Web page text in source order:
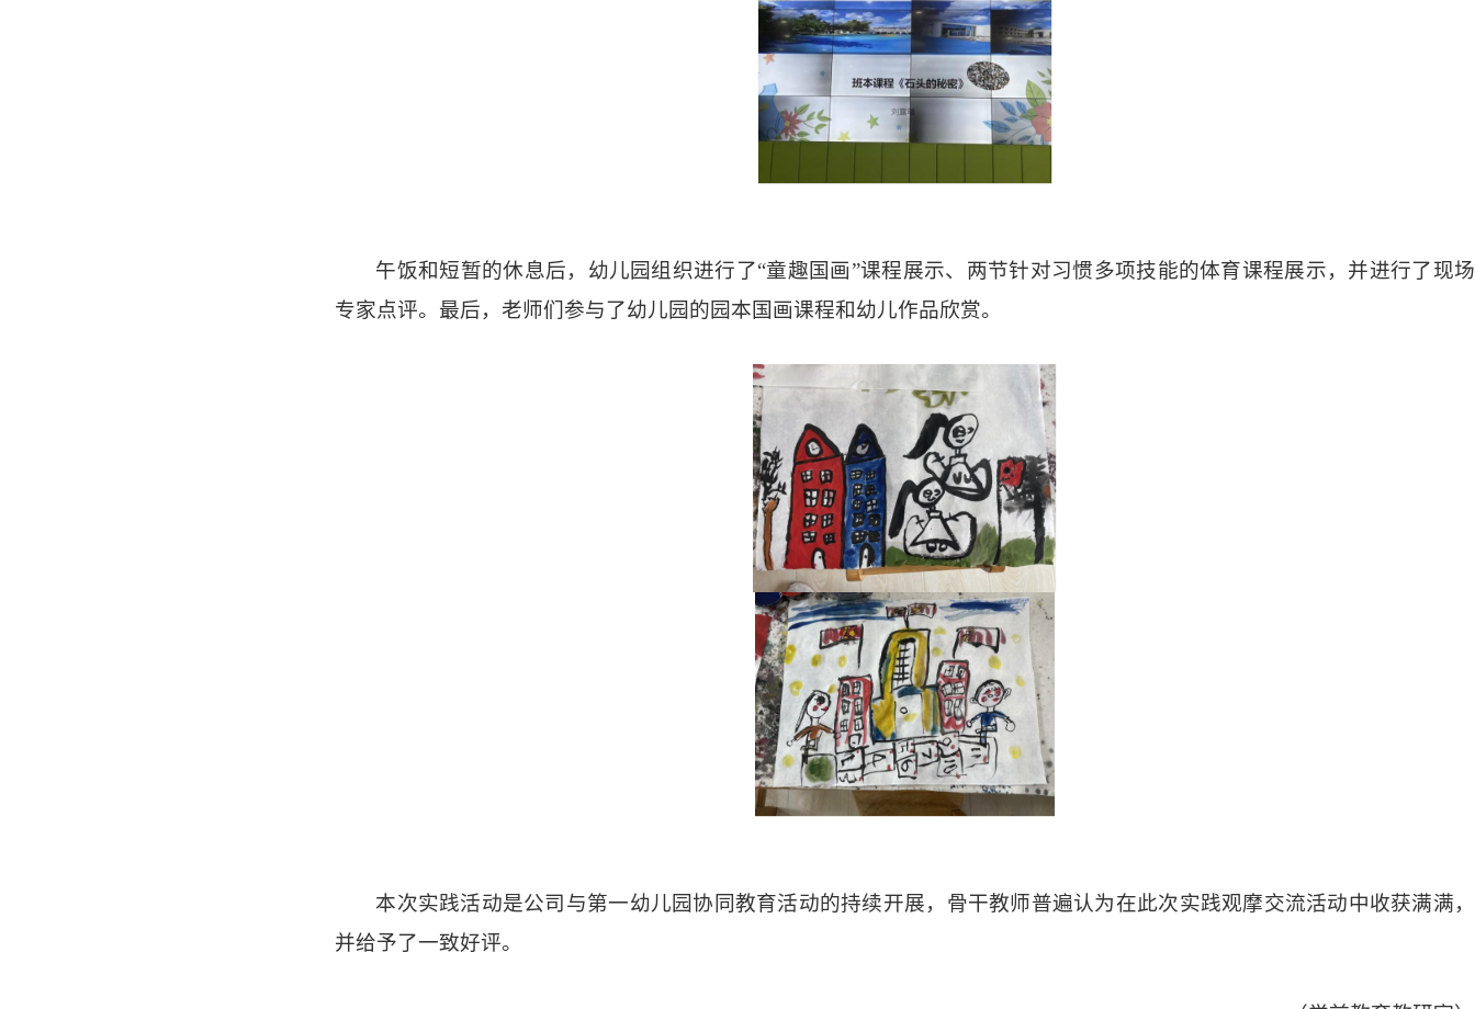
午饭和短暂的休息后，幼儿园组织进行了“童趣国画”课程展示、两节针对习惯多项技能的体育课程展示，并进行了现场
专家点评。最后，老师们参与了幼儿园的园本国画课程和幼儿作品欣赏。
本次实践活动是公司与第一幼儿园协同教育活动的持续开展，骨干教师普遍认为在此次实践观摩交流活动中收获满满，
并给予了一致好评。